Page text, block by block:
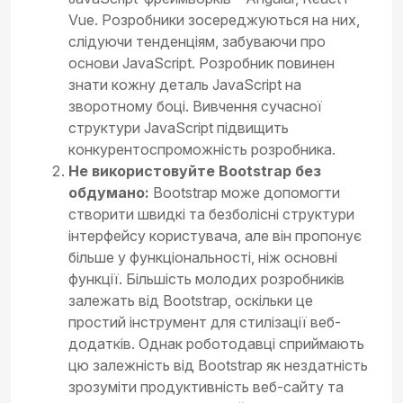
Vue. Розробники зосереджуються на них,
слідуючи тенденціям, забуваючи про
основи JavaScript. Розробник повинен
знати кожну деталь JavaScript на
зворотному боці. Вивчення сучасної
структури JavaScript підвищить
конкурентоспроможність розробника.
Не використовуйте Bootstrap без
обдумано: Bootstrap може допомогти
створити швидкі та безболісні структури
інтерфейсу користувача, але він пропонує
більше у функціональності, ніж основні
функції. Більшість молодих розробників
залежать від Bootstrap, оскільки це
простий інструмент для стилізації веб-
додатків. Однак роботодавці сприймають
цю залежність від Bootstrap як нездатність
зрозуміти продуктивність веб-сайту та